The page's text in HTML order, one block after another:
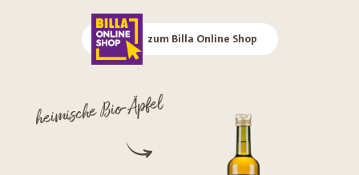
zum Billa Online Shop
heimische Bio-Äpfel